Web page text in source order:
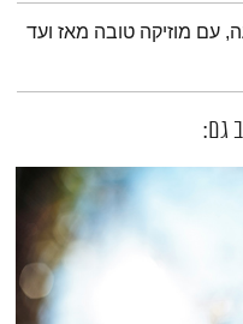
עם מוזיקה טובה מאז ועד
גם: